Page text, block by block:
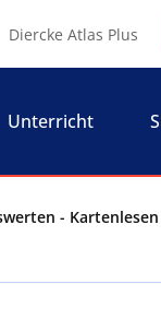
Diercke Atlas Plus
Unterricht
-